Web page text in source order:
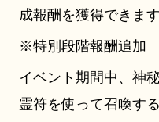
成報酬を獲得できます
※特別段階報酬追加
イベント期間中、神
霊符を使って召喚す